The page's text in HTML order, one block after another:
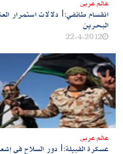
عالم عربى
انقسام طائفي:|دلالات استمرار
البحرين
22-4-2012
عالم عربى
عسكرة القبيلة:|دور السلاح في